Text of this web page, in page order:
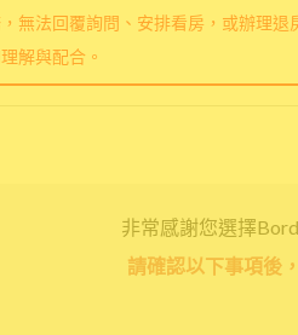
無法回覆詢問、安排看房，或辦理
解與配合。
非常感謝您選擇
請確認以下事項後